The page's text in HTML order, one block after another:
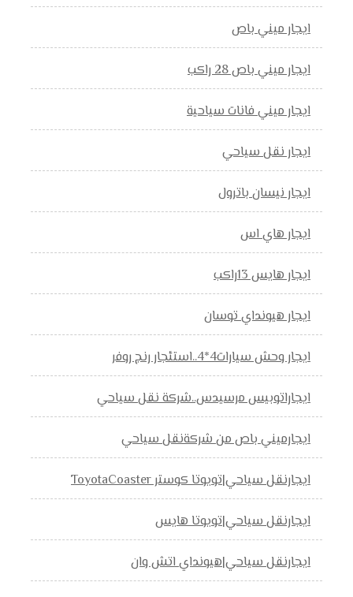
ايجار ميني باص
ايجار ميني باص 28 راكب
ايجار ميني فانات سياحية
ايجار نقل سياحي
ايجار نيسان باترول
ايجار هاي اس
ايجار هايس 13راكب
ايجار هيونداي توسان
ايجار وحش سيارات4*4..استئجار رنج روفر
ايجاراتوبيس مرسيدس..شركة نقل سياحي
ايجارميني باص من شركةنقل سياحي
ايجارنقل سياحي|تويوتا كوستر ToyotaCoaster
ايجارنقل سياحي|تويوتا هايس
ايجارنقل سياحي|هيونداي اتش وان